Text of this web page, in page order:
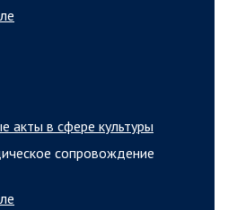
акты в сфере культуры
сопровождение